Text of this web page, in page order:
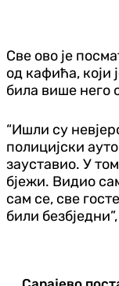
Све ово је
од кафића, који
била више него
“Ишли су
полицијски
зауставио. У
бјежи. Видио
сам се, све
били